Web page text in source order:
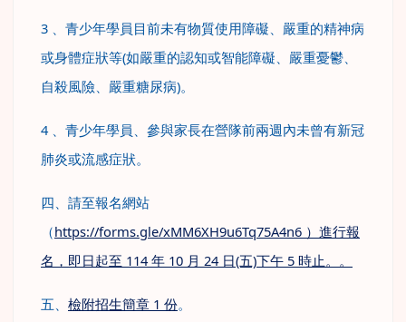
3 、青少年學員目前未有物質使用障礙、嚴重的精神病
或身體症狀等(如嚴重的認知或智能障礙、嚴重憂鬱、
自殺風險、嚴重糖尿病)。
4 、青少年學員、參與家長在營隊前兩週內未曾有新冠
肺炎或流感症狀。
四、請至報名網站
（https://forms.gle/xMM6XH9u6Tq75A4n6 ）進行報
名，即日起至 114 年 10 月 24 日(五)下午 5 時止。。
五、 檢附招生簡章 1 份。